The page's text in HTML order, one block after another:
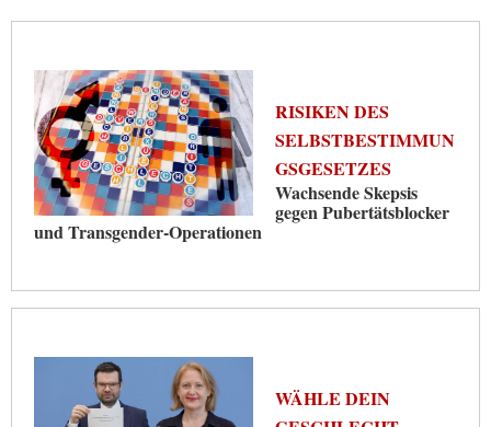
RISIKEN DES
SELBSTBESTIMMUN
GSGESETZES
Wachsende Skepsis
gegen Pubertätsblocker
und Transgender-Operationen
WÄHLE DEIN